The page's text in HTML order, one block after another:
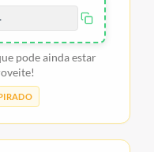
pode ainda estar